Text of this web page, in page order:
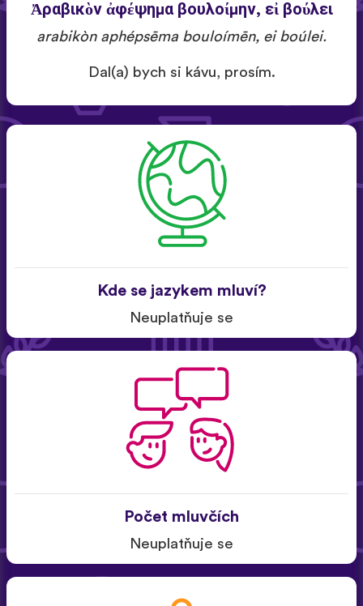
Ἀραβικὸν ἀφέψημα βουλοίμην, εἰ βούλει
arabikòn aphépsēma bouloímēn, ei boúlei.
Dal(a) bych si kávu, prosím.
Kde se jazykem mluví?
Neuplatňuje se
Počet mluvčích
Neuplatňuje se